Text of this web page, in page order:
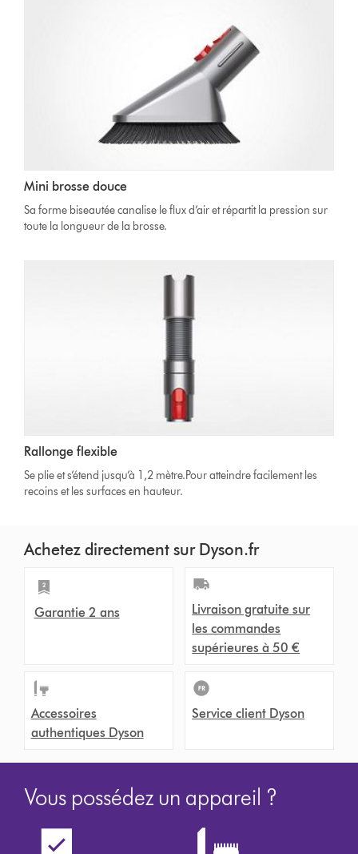
Mini brosse douce
Sa forme biseautée canalise le flux d’air et répartit la pression sur
toute la longueur de la brosse.
Rallonge flexible
Se plie et s’étend jusqu’à 1,2 mètre.Pour atteindre facilement les
recoins et les surfaces en hauteur.
Achetez directement sur Dyson.fr
Garantie 2 ans
Livraison gratuite sur
les commandes
supérieures à 50 €
Accessoires
authentiques Dyson
Service client Dyson
Vous possédez un appareil ?